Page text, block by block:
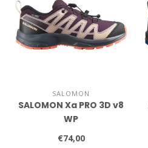
SALOMON
SALOMON Xa PRO 3D v8
WP
€74,00